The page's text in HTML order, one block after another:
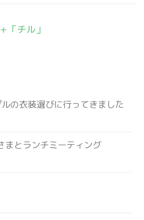
「チル」
の衣装選びに行ってきました
まとランチミーティング